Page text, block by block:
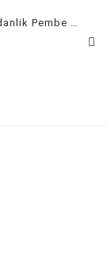
Angelic:Gerdanlik Pembe Altin Kaplama